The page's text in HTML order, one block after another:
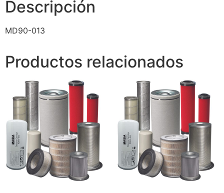
Descripción
MD90-013
Productos relacionados